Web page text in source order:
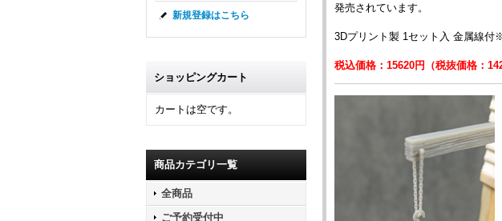
新規登録はこちら
ショッピングカート
カートは空です。
商品カテゴリ一覧
全商品
ご予約受付中
発売されています。
3Dプリント製 1セット入 金属線付
税込価格：15620円（税抜価格：